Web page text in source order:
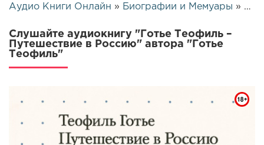
Аудио Книги Онлайн » Биографии и Мемуары » Готье Теофиль – Путешествие в Россию | 25997
Слушайте аудиокнигу "Готье Теофиль –
Путешествие в Россию" автора "Готье
Теофиль"